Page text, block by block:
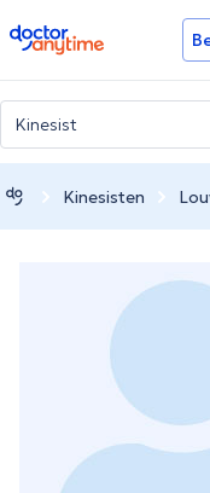
doctoranytime
Kinesisten